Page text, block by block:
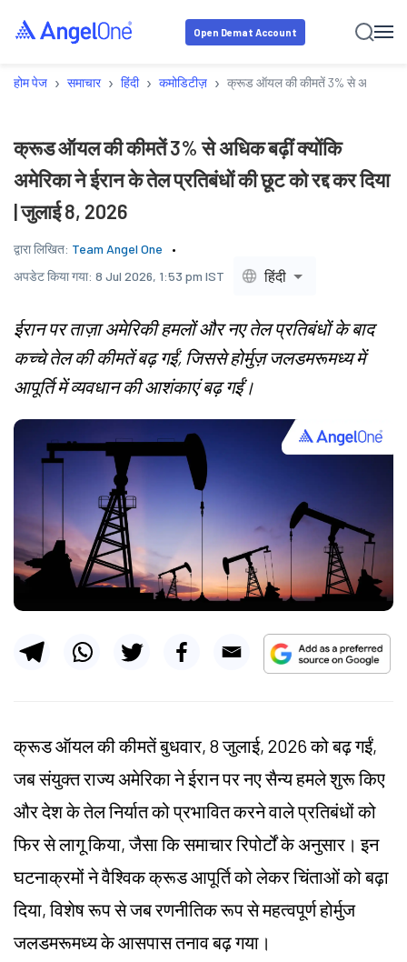
Open Demat Account
होम पेज › समाचार › हिंदी › कमोडिटीज़ › क्रूड ऑयल की कीमतें 3% से अधिक बढ़ीं
क्रूड ऑयल की कीमतें 3% से अधिक बढ़ीं क्योंकि
अमेरिका ने ईरान के तेल प्रतिबंधों की छूट को रद्द कर दिया
| जुलाई 8, 2026
द्वारा लिखित: Team Angel One
अपडेट किया गया: 8 Jul 2026, 1:53 pm IST हिंदी
ईरान पर ताज़ा अमेरिकी हमलों और नए तेल प्रतिबंधों के बाद
कच्चे तेल की कीमतें बढ़ गईं, जिससे होर्मुज़ जलडमरूमध्य में
आपूर्ति में व्यवधान की आशंकाएं बढ़ गईं।
क्रूड ऑयल की कीमतें बुधवार, 8 जुलाई, 2026 को बढ़ गईं,
जब संयुक्त राज्य अमेरिका ने ईरान पर नए सैन्य हमले शुरू किए
और देश के तेल निर्यात को प्रभावित करने वाले प्रतिबंधों को
फिर से लागू किया, जैसा कि समाचार रिपोर्टों के अनुसार। इन
घटनाक्रमों ने वैश्विक क्रूड आपूर्ति को लेकर चिंताओं को बढ़ा
दिया, विशेष रूप से जब रणनीतिक रूप से महत्वपूर्ण होर्मुज
जलडमरूमध्य के आसपास तनाव बढ़ गया।